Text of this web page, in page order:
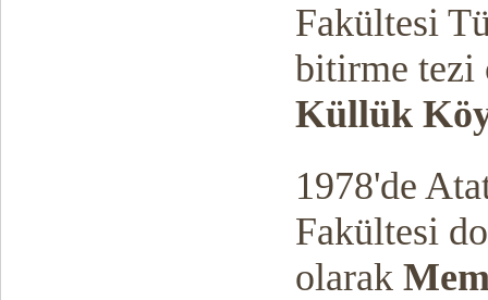
Fakültesi
bitirme
Küllük
1978'de
Fakültesi
olarak